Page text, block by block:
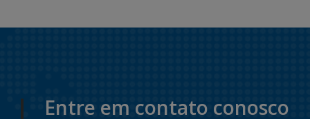
Entre em contato conosco